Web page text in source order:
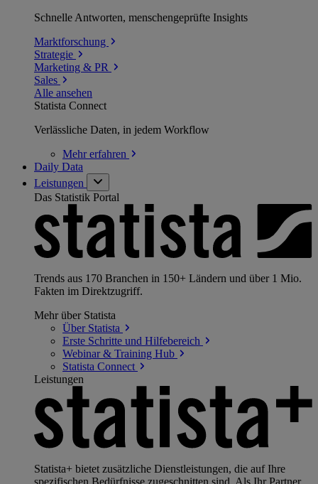
Schnelle Antworten, menschengeprüfte Insights
Marktforschung
Strategie
Marketing & PR
Sales
Alle ansehen
Statista Connect
Verlässliche Daten, in jedem Workflow
Mehrerfahren
Daily Data
Leistungen
Das Statistik Portal
Trends aus 170 Branchen in 150+ Ländern und über 1 Mio.
Fakten im Direktzugriff.
Mehr über Statista
Über Statista
Erste Schritte und Hilfebereich
Webinar & Training Hub
Statista Connect
Leistungen
Statista+ bietet zusätzliche Dienstleistungen, die auf Ihre
spezifischen Bedürfnisse zugeschnitten sind. Als Ihr Partner